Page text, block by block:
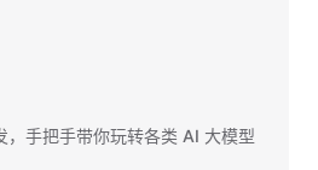
，手把手带你玩转各类 AI 大模型